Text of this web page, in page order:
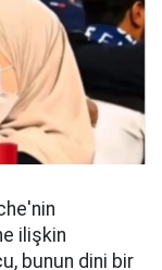
ilişkin
bunun dini bir